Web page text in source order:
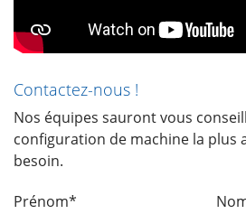
Contactez-nous !
Nos équipes sauront vous
configuration de machine la plus
besoin.
Prénom*